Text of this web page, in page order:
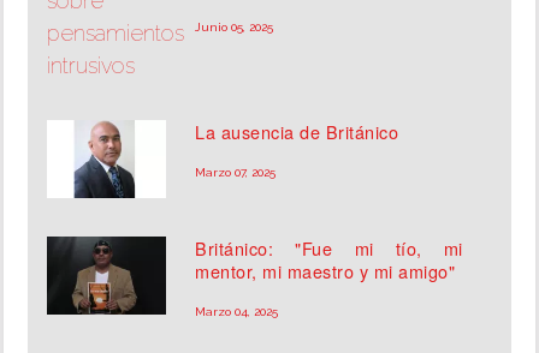
Junio 05, 2025
La ausencia de Británico
Marzo 07, 2025
Británico: "Fue mi tío, mi
mentor, mi maestro y mi amigo"
Marzo 04, 2025